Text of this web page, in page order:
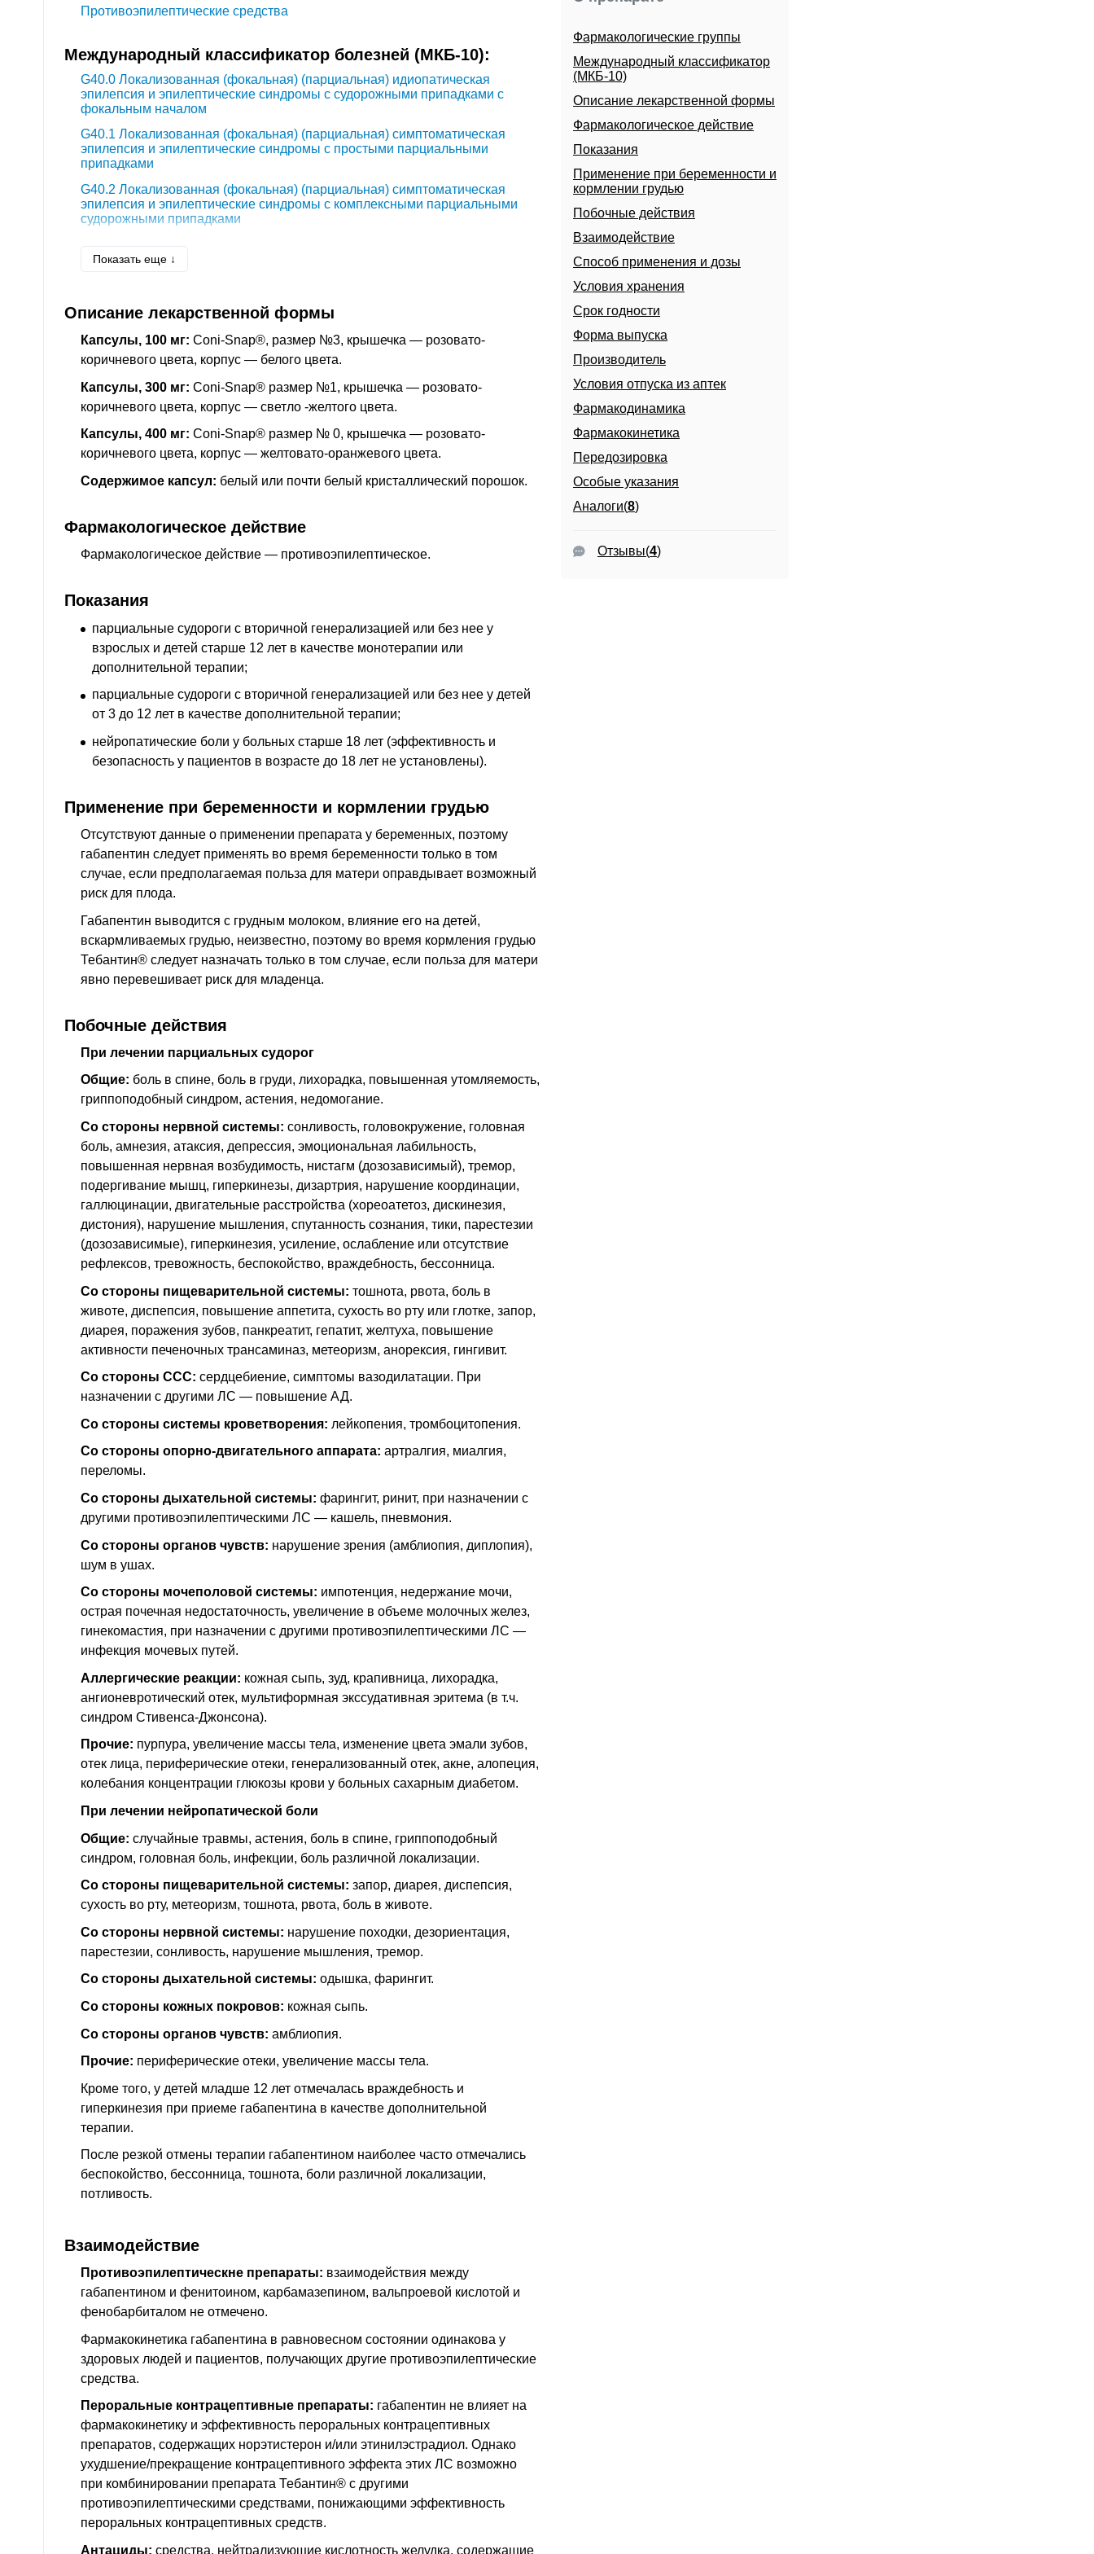
Противоэпилептические средства
Международный классификатор болезней (МКБ-10):
G40.0 Локализованная (фокальная) (парциальная) идиопатическая
эпилепсия и эпилептические синдромы с судорожными припадками с
фокальным началом
G40.1 Локализованная (фокальная) (парциальная) симптоматическая
эпилепсия и эпилептические синдромы с простыми парциальными
припадками
G40.2 Локализованная (фокальная) (парциальная) симптоматическая
эпилепсия и эпилептические синдромы с комплексными парциальными
судорожными припадками
Полинейропатия неуточненная
Показать еще ↓
Описание лекарственной формы
Капсулы, 100 мг: Coni-Snap®, размер №3, крышечка — розовато-
коричневого цвета, корпус — белого цвета.
Капсулы, 300 мг: Coni-Snap® размер №1, крышечка — розовато-
коричневого цвета, корпус — светло -желтого цвета.
Капсулы, 400 мг: Coni-Snap® размер № 0, крышечка — розовато-
коричневого цвета, корпус — желтовато-оранжевого цвета.
Содержимое капсул: белый или почти белый кристаллический порошок.
Фармакологическое действие
Фармакологическое действие — противоэпилептическое.
Показания
парциальные судороги с вторичной генерализацией или без нее у
взрослых и детей старше 12 лет в качестве монотерапии или
дополнительной терапии;
парциальные судороги с вторичной генерализацией или без нее у детей
от 3 до 12 лет в качестве дополнительной терапии;
нейропатические боли у больных старше 18 лет (эффективность и
безопасность у пациентов в возрасте до 18 лет не установлены).
Применение при беременности и кормлении грудью
Отсутствуют данные о применении препарата у беременных, поэтому
габапентин следует применять во время беременности только в том
случае, если предполагаемая польза для матери оправдывает возможный
риск для плода.
Габапентин выводится с грудным молоком, влияние его на детей,
вскармливаемых грудью, неизвестно, поэтому во время кормления грудью
Тебантин® следует назначать только в том случае, если польза для матери
явно перевешивает риск для младенца.
Побочные действия
При лечении парциальных судорог
Общие: боль в спине, боль в груди, лихорадка, повышенная утомляемость,
гриппоподобный синдром, астения, недомогание.
Со стороны нервной системы: сонливость, головокружение, головная
боль, амнезия, атаксия, депрессия, эмоциональная лабильность,
повышенная нервная возбудимость, нистагм (дозозависимый), тремор,
подергивание мышц, гиперкинезы, дизартрия, нарушение координации,
галлюцинации, двигательные расстройства (хореоатетоз, дискинезия,
дистония), нарушение мышления, спутанность сознания, тики, парестезии
(дозозависимые), гиперкинезия, усиление, ослабление или отсутствие
рефлексов, тревожность, беспокойство, враждебность, бессонница.
Со стороны пищеварительной системы: тошнота, рвота, боль в
животе, диспепсия, повышение аппетита, сухость во рту или глотке, запор,
диарея, поражения зубов, панкреатит, гепатит, желтуха, повышение
активности печеночных трансаминаз, метеоризм, анорексия, гингивит.
Со стороны ССС: сердцебиение, симптомы вазодилатации. При
назначении с другими ЛС — повышение АД.
Со стороны системы кроветворения: лейкопения, тромбоцитопения.
Со стороны опорно-двигательного аппарата: артралгия, миалгия,
переломы.
Со стороны дыхательной системы: фарингит, ринит, при назначении с
другими противоэпилептическими ЛС — кашель, пневмония.
Со стороны органов чувств: нарушение зрения (амблиопия, диплопия),
шум в ушах.
Со стороны мочеполовой системы: импотенция, недержание мочи,
острая почечная недостаточность, увеличение в объеме молочных желез,
гинекомастия, при назначении с другими противоэпилептическими ЛС —
инфекция мочевых путей.
Аллергические реакции: кожная сыпь, зуд, крапивница, лихорадка,
ангионевротический отек, мультиформная экссудативная эритема (в т.ч.
синдром Стивенса-Джонсона).
Прочие: пурпура, увеличение массы тела, изменение цвета эмали зубов,
отек лица, периферические отеки, генерализованный отек, акне, алопеция,
колебания концентрации глюкозы крови у больных сахарным диабетом.
При лечении нейропатической боли
Общие: случайные травмы, астения, боль в спине, гриппоподобный
синдром, головная боль, инфекции, боль различной локализации.
Со стороны пищеварительной системы: запор, диарея, диспепсия,
сухость во рту, метеоризм, тошнота, рвота, боль в животе.
Со стороны нервной системы: нарушение походки, дезориентация,
парестезии, сонливость, нарушение мышления, тремор.
Со стороны дыхательной системы: одышка, фарингит.
Со стороны кожных покровов: кожная сыпь.
Со стороны органов чувств: амблиопия.
Прочие: периферические отеки, увеличение массы тела.
Кроме того, у детей младше 12 лет отмечалась враждебность и
гиперкинезия при приеме габапентина в качестве дополнительной
терапии.
После резкой отмены терапии габапентином наиболее часто отмечались
беспокойство, бессонница, тошнота, боли различной локализации,
потливость.
Взаимодействие
Противоэпилептическне препараты: взаимодействия между
габапентином и фенитоином, карбамазепином, вальпроевой кислотой и
фенобарбиталом не отмечено.
Фармакокинетика габапентина в равновесном состоянии одинакова у
здоровых людей и пациентов, получающих другие противоэпилептические
средства.
Пероральные контрацептивные препараты: габапентин не влияет на
фармакокинетику и эффективность пероральных контрацептивных
препаратов, содержащих норэтистерон и/или этинилэстрадиол. Однако
ухудшение/прекращение контрацептивного эффекта этих ЛС возможно
при комбинировании препарата Тебантин® с другими
противоэпилептическими средствами, понижающими эффективность
пероральных контрацептивных средств.
Антациды: средства, нейтрализующие кислотность желудка, содержащие
Фармакологические группы
Международный классификатор
(МКБ-10)
Описание лекарственной формы
Фармакологическое действие
Показания
Применение при беременности и
кормлении грудью
Побочные действия
Взаимодействие
Способ применения и дозы
Условия хранения
Срок годности
Форма выпуска
Производитель
Условия отпуска из аптек
Фармакодинамика
Фармакокинетика
Передозировка
Особые указания
Аналоги(8)
Отзывы(4)